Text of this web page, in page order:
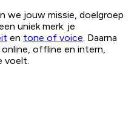
we jouw missie, doelgroep
uniek merk: je
en tone of voice. Daarna
offline en intern,
voelt.